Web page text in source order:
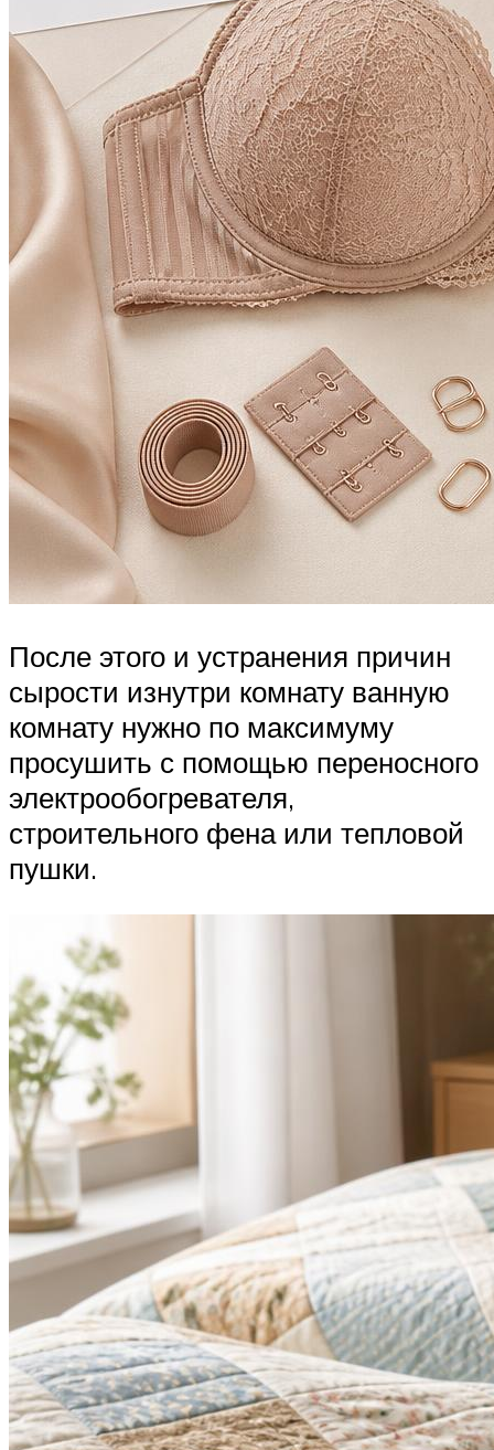
После этого и устранения причин
сырости изнутри комнату ванную
комнату нужно по максимуму
просушить с помощью переносного
электрообогревателя,
строительного фена или тепловой
пушки.